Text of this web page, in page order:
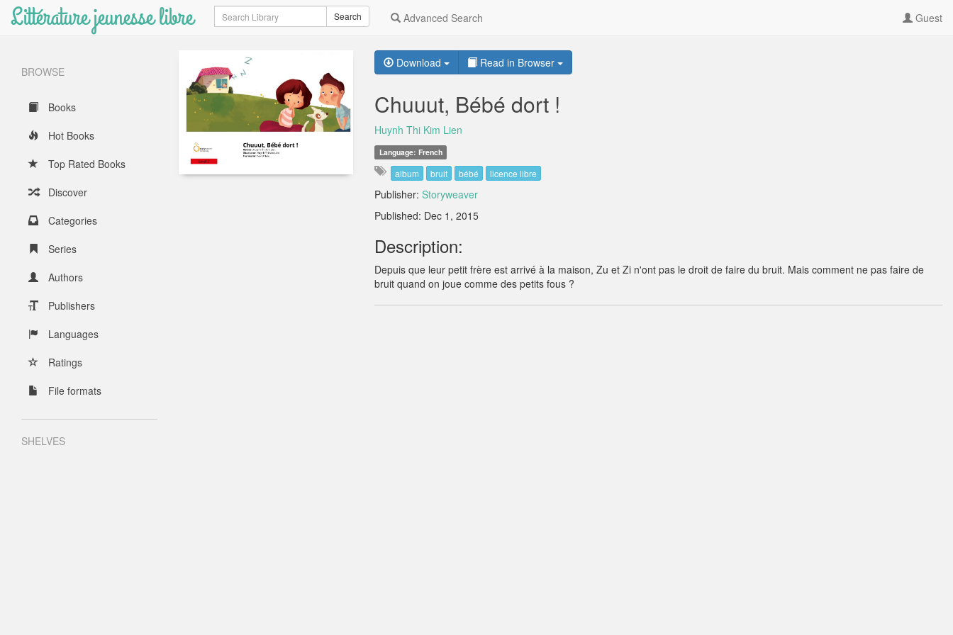
Littérature jeunesse libre Search Search Advanced Search Guest
BROWSE
Books
Hot Books
Top Rated Books
Discover
Categories
Series
Authors
Publishers
Languages
Ratings
File formats
SHELVES
Download Read in Browser
Chuuut, Bébé dort !
Huynh Thi Kim Lien
Language: French
album bruit bébé licence libre
Publisher:Storyweaver
Published: Dec 1, 2015
Description:
Depuis que leur petit frère est arrivé à la maison, Zu et Zi n'ont pas le droit de faire du bruit. Mais comment ne pas faire de
bruit quand on joue comme des petits fous ?